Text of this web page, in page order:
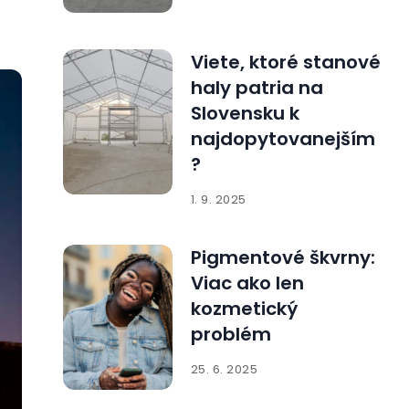
Viete, ktoré stanové
haly patria na
Slovensku k
najdopytovanejším
?
1. 9. 2025
Pigmentové škvrny:
Viac ako len
kozmetický
problém
25. 6. 2025